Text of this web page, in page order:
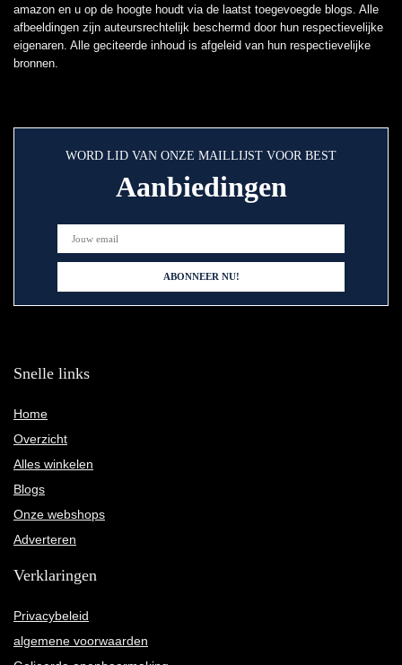
amazon en u op de hoogte houdt via de laatst toegevoegde blogs. Alle
afbeeldingen zijn auteursrechtelijk beschermd door hun respectievelijke
eigenaren. Alle geciteerde inhoud is afgeleid van hun respectievelijke
bronnen.
WORD LID VAN ONZE MAILLIJST VOOR BEST
Aanbiedingen
Snelle links
Home
Overzicht
Alles winkelen
Blogs
Onze webshops
Adverteren
Verklaringen
Privacybeleid
algemene voorwaarden